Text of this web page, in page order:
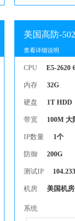
美国高防-502
查看详细说明
CPU E5-2620
内存 32G
硬盘 1T HDD
带宽 100M 大
IP数量 1个
防御 200G
测试IP
机房 美国机房
系统